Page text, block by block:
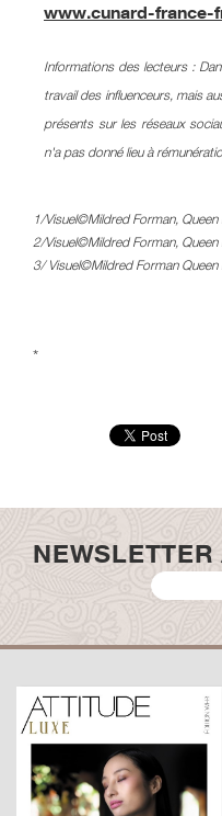
www.cunard-france-
Informations des lecteurs :
travail des influenceurs, mais
présents sur les réseaux
n'a pas donné lieu à
1/Visuel©Mildred Forman,
2/Visuel©Mildred Forman,
3/ Visuel©Mildred Forman
*
NEWSLETTER